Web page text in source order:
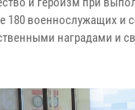
180 военнослужащих и
наградами и